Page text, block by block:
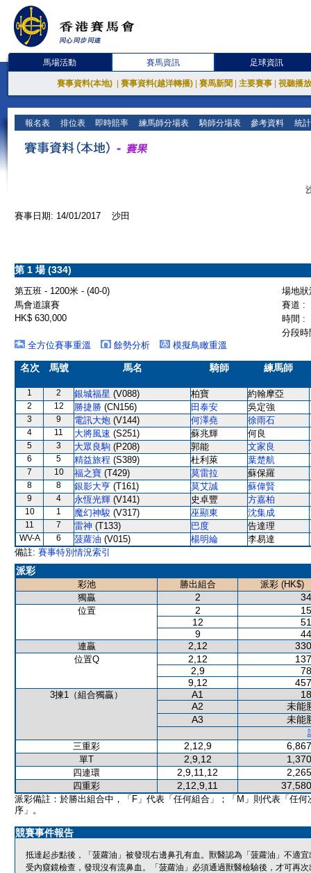
馬場活動 賽馬資訊 足球資訊
賽事資料(本地) 賽事資料(越洋轉播) 賽馬新聞 主要賽事 視聽播
報名表 排位表 即時賠率 練馬師分場表 騎師分場表 參考資料 統
賽事日期: 14/01/2017 沙田
第 1 場 (334)
第五班 - 1200米 - (40-0)
場地
馬會道讓賽
賽道 :
HK$ 630,000
時間 :
分段
全方位賽事重溫
餘勢分析 模擬鳥瞰重溫
名次 馬號 馬名 騎師 練馬師
1 2 銀城福星 (V088) 柏寶 約翰摩亞
2 12 勝捷勝 (CN156) 田泰安 吳定強
3 9 電訊大炮 (V144) 何澤堯 徐雨石
4 11 大將風速 (S251) 蘇兆輝 何良
5 3 大眾良駒 (P208) 郭能 文家良
6 5 精益旅程 (S389) 杜利萊 葉楚航
7 10 福之寶 (T429) 莫雷拉 蘇保羅
8 8 銀影大亨 (T161) 莫艾誠 蘇偉賢
9 4 永恆光輝 (V141) 史卓豐 方嘉柏
10 1 魔幻神駿 (V317) 巫顯東 沈集成
11 7 雷神 (T133) 巴度 告達理
WV-A 6 菠蘿油 (V015) 楊明綸
李易達
備註: 賽事特別情況索引
派彩
彩池 勝出組合
派彩 (HK$)
獨贏
2
位置 2
12
9
連贏 2,12
位置Q 2,12
2,9
9,12
3揀1（組合獨贏） A1
A2
未能
A3
未能
三重彩
2,12,9
單T 2,9,12
四連環 2,9,11,12
四重彩 2,12,9,11
派彩備註：於勝出組合中，「F」代表「任何組合」；「M」則代表「任何
序」。
競賽事件報告
抵達起步點後，「菠蘿油」被發現右邊鼻孔有血。獸醫認為「菠蘿油」不適
受內窺鏡檢查，發現沒有流鼻血。「菠蘿油」必須通過獸醫檢驗後，才可再次